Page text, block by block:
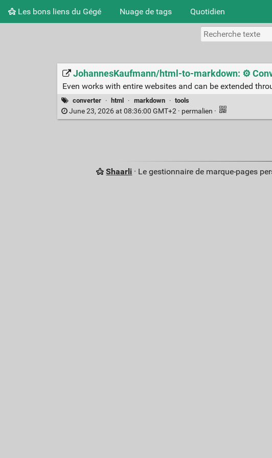
Les bons liens du Gégé Nuage de tags Quotidien
JohannesKaufmann/html-to-markdown: ⚙️
Even works with entire websites and can be extended
converter · html · markdown · tools
June 23, 2026 at 08:36:00 GMT+2 · permalien ·
Shaarli · Le gestionnaire de marque-pages